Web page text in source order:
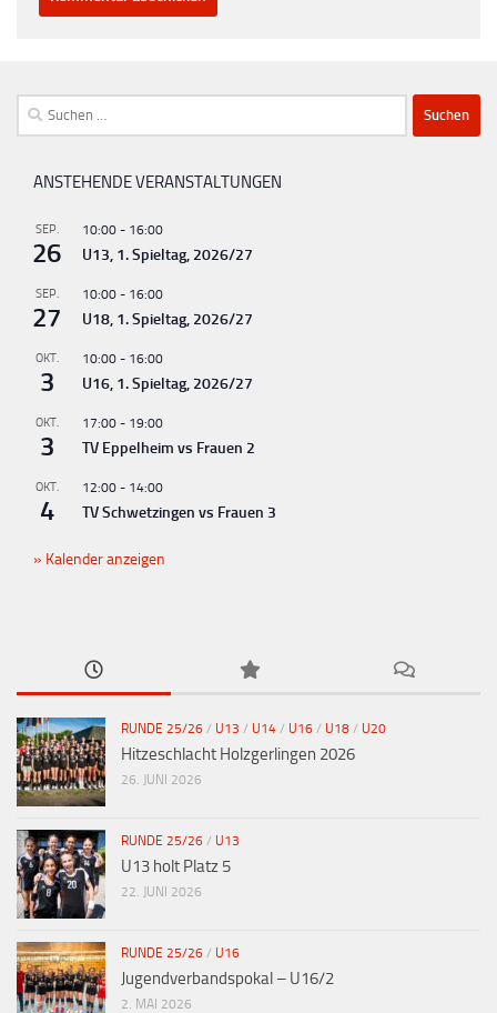
Suchen
nach:
ANSTEHENDE VERANSTALTUNGEN
SEP.
26
10:00 - 16:00
U13, 1. Spieltag, 2026/27
SEP.
27
10:00 - 16:00
U18, 1. Spieltag, 2026/27
OKT.
3
10:00 - 16:00
U16, 1. Spieltag, 2026/27
OKT.
3
17:00 - 19:00
TV Eppelheim vs Frauen 2
OKT.
4
12:00 - 14:00
TV Schwetzingen vs Frauen 3
Kalender anzeigen
RUNDE 25/26 / U13 / U14 / U16 / U18 / U20
Hitzeschlacht Holzgerlingen 2026
26. JUNI 2026
RUNDE 25/26 / U13
U13 holt Platz 5
22. JUNI 2026
RUNDE 25/26 / U16
Jugendverbandspokal – U16/2
2. MAI 2026